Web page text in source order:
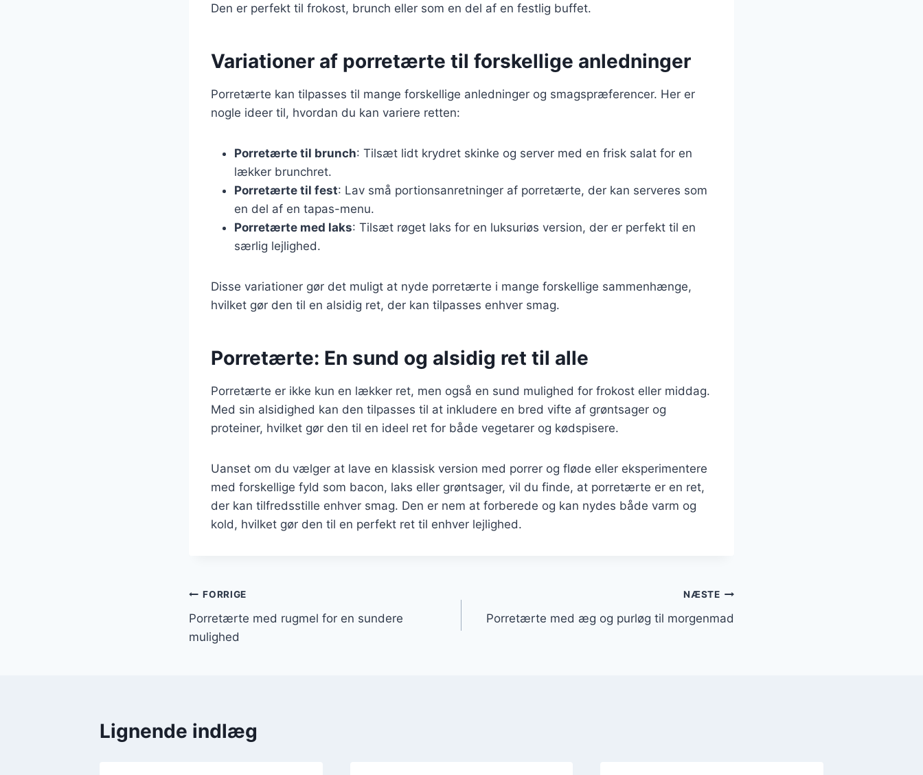
Den er perfekt til frokost, brunch eller som en del af en festlig buffet.
Variationer af porretærte til forskellige anledninger
Porretærte kan tilpasses til mange forskellige anledninger og smagspræferencer. Her er
nogle ideer til, hvordan du kan variere retten:
Porretærte til brunch: Tilsæt lidt krydret skinke og server med en frisk salat for en
lækker brunchret.
Porretærte til fest: Lav små portionsanretninger af porretærte, der kan serveres som
en del af en tapas-menu.
Porretærte med laks: Tilsæt røget laks for en luksuriøs version, der er perfekt til en
særlig lejlighed.
Disse variationer gør det muligt at nyde porretærte i mange forskellige sammenhænge,
hvilket gør den til en alsidig ret, der kan tilpasses enhver smag.
Porretærte: En sund og alsidig ret til alle
Porretærte er ikke kun en lækker ret, men også en sund mulighed for frokost eller middag.
Med sin alsidighed kan den tilpasses til at inkludere en bred vifte af grøntsager og
proteiner, hvilket gør den til en ideel ret for både vegetarer og kødspisere.
Uanset om du vælger at lave en klassisk version med porrer og fløde eller eksperimentere
med forskellige fyld som bacon, laks eller grøntsager, vil du finde, at porretærte er en ret,
der kan tilfredsstille enhver smag. Den er nem at forberede og kan nydes både varm og
kold, hvilket gør den til en perfekt ret til enhver lejlighed.
Indlægsnavigation
FORRIGE
Porretærte med rugmel for en sundere
mulighed
NÆSTE
Porretærte med æg og purløg til morgenmad
Lignende indlæg